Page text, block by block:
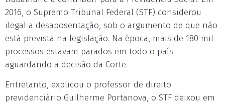
2016, o Supremo Tribunal Federal (STF) considerou
ilegal a desaposentação, sob o argumento de que não
está prevista na legislação. Na época, mais de 180 mil
processos estavam parados em todo o país
aguardando a decisão da Corte.
Entretanto, explicou o professor de direito
previdenciário Guilherme Portanova, o STF deixou em